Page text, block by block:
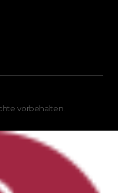
vorbehalten.